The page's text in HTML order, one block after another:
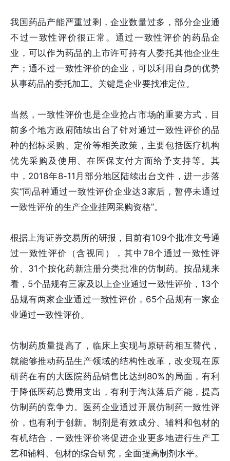
我国药品产能严重过剩，企业数量过多，部分企业通
不过一致性评价很正常。通过一致性评价的药品企
业，可以作为药品的上市许可持有人委托其他企业生
产；通不过一致性评价的企业，可以利用自身的优势
从事药品的委托加工。关键是企业要找准定位。
当然，一致性评价也是企业抢占市场的重要方式，目
前多个地方政府陆续出台了针对通过一致性评价的品
种的招标采购、定价等相关政策，主要包括医疗机构
优先采购及使用、在医保支付方面给予支持等。其
中，2018年8-11月部分地区陆续出台文件，进一步落
实“同品种通过一致性评价企业达3家后，暂停未通过
一致性评价的生产企业挂网采购资格”。
根据上海证券交易所的研报，目前有109个批准文号通
过一致性评价（含视同），其中78个通过一致性评
价、31个按化药新注册分类批准的仿制药。按品规来
看，5个品规有三家及以上企业通过一致性评价，13个
品规有两家企业通过一致性评价，65个品规有一家企
业通过一致性评价。
仿制药质量提高了，临床上实现与原研药相互替代，
就能够推动药品生产领域的结构性改革，改变现在原
研药在有的大医院药品销售比达到80%的局面，有利
于降低医药总费用支出，有利于淘汰落后产能，提高
仿制药的竞争力。医药企业通过开展仿制药一致性评
价，也有利于创新。制剂是有效成分、辅料和包材的
有机结合，一致性评价将促进企业更多地进行生产工
艺和辅料、包材的综合研究，全面提高制剂水平。